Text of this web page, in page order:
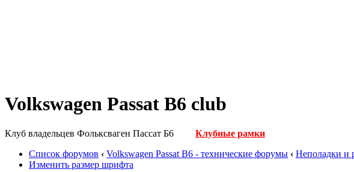
Volkswagen Passat B6 club
Клуб владельцев Фольксваген Пассат Б6
Клубные рамки
Список форумов ‹ Volkswagen Passat B6 - технические форумы ‹ Неполадки и
Изменить размер шрифта